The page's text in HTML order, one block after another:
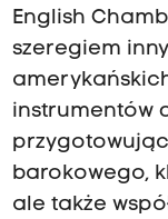
English
szeregiem
instrumentów
barokowego,
ale także